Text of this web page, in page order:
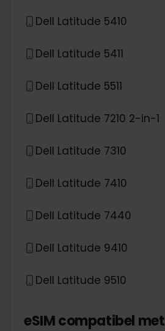
Dell Latitude 5410
Dell Latitude 5411
Dell Latitude 5511
Dell Latitude 7210 2-in-1
Dell Latitude 7310
Dell Latitude 7410
Dell Latitude 7440
Dell Latitude 9410
Dell Latitude 9510
eSIM compatibel met